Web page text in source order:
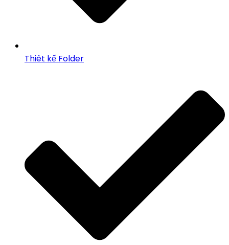
Thiêt kế Folder